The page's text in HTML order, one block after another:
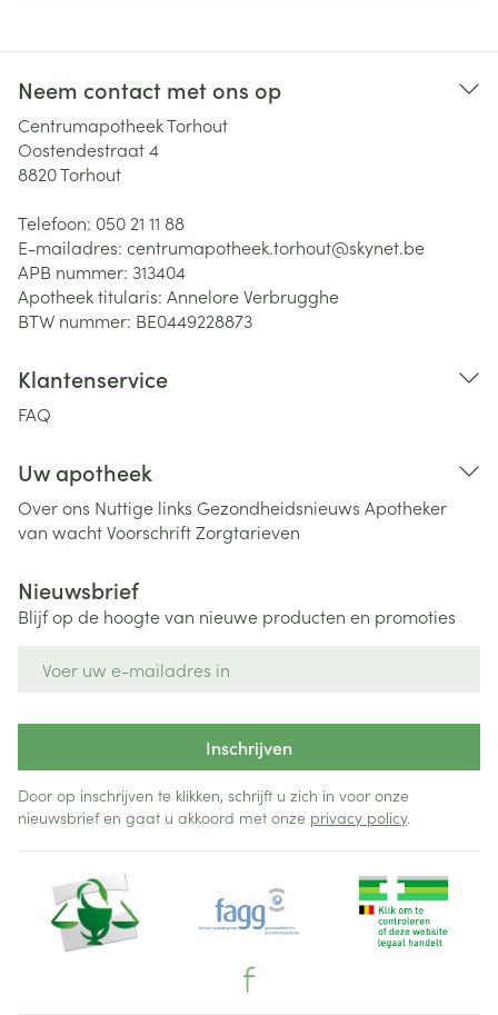
Neem contact met ons op
Centrumapotheek Torhout
Oostendestraat 4
8820Torhout
Telefoon: 050 21 11 88
E-mailadres: centrumapotheek.torhout@skynet.be
APB nummer: 313404
Apotheek titularis: Annelore Verbrugghe
BTW nummer: BE0449228873
Klantenservice
FAQ
Uw apotheek
Over ons Nuttige links Gezondheidsnieuws Apotheker
van wachtVoorschriftZorgtarieven
Nieuwsbrief
Blijf op de hoogte van nieuwe producten en promoties
Inschrijven
Door op inschrijven te klikken, schrijft u zich in voor onze
nieuwsbrief en gaat u akkoord met onze privacy policy.